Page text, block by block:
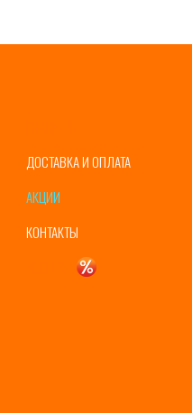
ДОСТАВКА И ОПЛАТА
АКЦИИ
КОНТАКТЫ